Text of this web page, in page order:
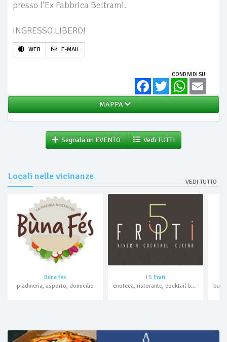
presso l’Ex Fabbrica Beltrami.
INGRESSO LIBERO!
WEB E-MAIL
CONDIVIDI SU:
FacebookTwitter WhatsApp
MAPPA
Segnala un EVENTO Vedi TUTTI
Locali nelle vicinanze
VEDI TUTTO
Bùna fés
piadineria, asporto, domicilio
I 5 Frati
enoteca, ristorante, cocktail bar, asporto, domicilio